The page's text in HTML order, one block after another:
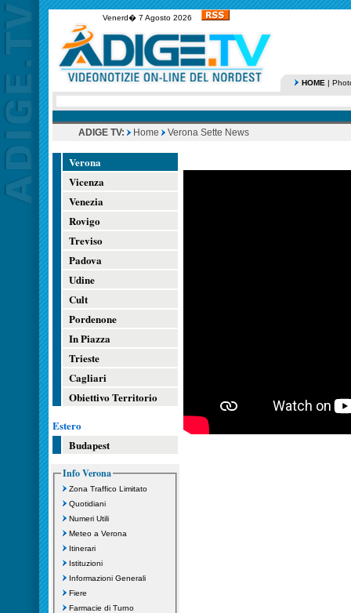
Venerd� 7 Agosto 2026
HOME |
ADIGE TV: Home Verona Sette News
Verona
Vicenza
Venezia
Rovigo
Treviso
Padova
Udine
Cult
Pordenone
In Piazza
Trieste
Cagliari
Obiettivo Territorio
Estero
Budapest
Info Verona
Zona Traffico Limitato
Quotidiani
Numeri Utili
Meteo a Verona
Itinerari
Istituzioni
Informazioni Generali
Fiere
Farmacie di Turno